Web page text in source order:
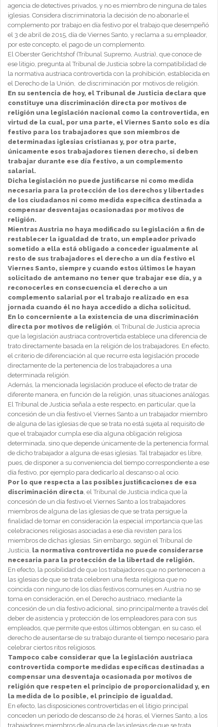
agencia de detectives privados, y no es miembro de ninguna de tales
iglesias. Considera discriminatoria la decisión de no abonarle el
complemento por trabajo en día festivo por el trabajo que desempeñó
el 3 de abril de 2015, día de Viernes Santo, y reclama a su empleador,
por este concepto, el pago de un complemento.
El Oberster Gerichtshof (Tribunal Supremo, Austria), que conoce de
ese litigio, pregunta al Tribunal de Justicia sobre la compatibilidad de
la normativa austriaca controvertida con la prohibición, establecida en
el Derecho de la Unión, de discriminación por motivos de religión.
En su sentencia de hoy, el Tribunal de Justicia declara que
constituye una discriminación directa por motivos de
religión una legislación nacional como la controvertida, en
virtud de la cual, por una parte, el Viernes Santo solo es día
festivo para los trabajadores que son miembros de
determinadas iglesias cristianas y, por otra parte,
únicamente esos trabajadores tienen derecho, si deben
trabajar durante ese día festivo, a un complemento
salarial.
Dicha legislación no puede justificarse ni como medida
necesaria para la protección de los derechos y libertades
de los ciudadanos ni como medida específica destinada a
compensar desventajas ocasionadas por motivos de
religión.
Mientras Austria no haya modificado su legislación a fin de
restablecer la igualdad de trato, un empleador privado
sometido a ella está obligado a conceder igualmente al
resto de sus trabajadores el derecho a un día festivo el
Viernes Santo, siempre y cuando estos últimos le hayan
solicitado de antemano no tener que trabajar ese día, y a
reconocerles en consecuencia el derecho a un
complemento salarial por el trabajo realizado en esa
jornada cuando él no haya accedido a dicha solicitud.
En lo concerniente a la existencia de una discriminación
directa por motivos de religión, el Tribunal de Justicia aprecia
que la legislación austriaca controvertida establece una diferencia de
trato directamente basada en la religión de los trabajadores. En efecto,
el criterio de diferenciación al que recurre esta legislación procede
directamente de la pertenencia de los trabajadores a una
determinada religión.
Además, la mencionada legislación produce el efecto de tratar de
diferente manera, en función de la religión, unas situaciones análogas.
El Tribunal de Justicia señala a este respecto, en particular, que la
concesión de un día festivo el Viernes Santo a un trabajador miembro
de alguna de las iglesias de que se trata no está sujeta al requisito de
que el trabajador cumpla ese día alguna obligación religiosa
determinada, sino que depende únicamente de la pertenencia formal
de dicho trabajador a alguna de esas iglesias. Tal trabajador es libre,
pues, de disponer a su conveniencia del tiempo correspondiente a ese
día festivo, por ejemplo para dedicarlo al descanso o al ocio.
Por lo que respecta a las posibles justificaciones de esa
discriminación directa, el Tribunal de Justicia indica que la
concesión de un día festivo el Viernes Santo a los trabajadores
miembros de alguna de las iglesias de que se trata persigue la
finalidad de tomar en consideración la especial importancia que las
celebraciones religiosas asociadas a ese día revisten para los
miembros de dichas iglesias. Sin embargo, según el Tribunal de
Justicia, la normativa controvertida no puede considerarse
necesaria para la protección de la libertad de religión.
En efecto, la posibilidad de que los trabajadores que no pertenecen a
las iglesias de que se trata celebren una fiesta religiosa que no
coincida con ninguno de los días festivos comunes en Austria no se
toma en consideración, en el Derecho austriaco, mediante la
concesión de un día festivo adicional, sino principalmente a través del
deber de asistencia y protección de los empleadores para con sus
empleados, que permite que estos últimos obtengan, en su caso, el
derecho de ausentarse de su trabajo durante el tiempo necesario para
celebrar ciertos ritos religiosos.
Tampoco cabe considerar que la legislación austriaca
controvertida comporte medidas específicas destinadas a
compensar una desventaja ocasionada por motivos de
religión que respeten el principio de proporcionalidad y, en
la medida de lo posible, el principio de igualdad.
En efecto, las disposiciones controvertidas en el litigio principal
conceden un período de descanso de 24 horas, el Viernes Santo, a los
trabajadores miembros de alguna de las iglesias de que se trata,